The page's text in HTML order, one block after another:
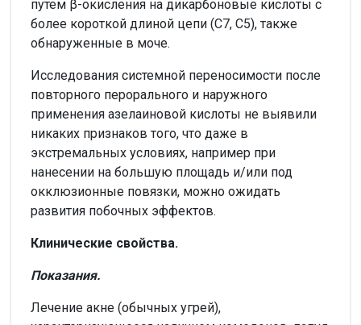
путем β-окисления на дикарбоновые кислоты с
более короткой длиной цепи (С7, С5), также
обнаруженные в моче.
Исследования системной переносимости после
повторного перорального и наружного
применения азелаиновой кислоты не выявили
никаких признаков того, что даже в
экстремальных условиях, например при
нанесении на большую площадь и/или под
окклюзионные повязки, можно ожидать
развития побочных эффектов.
Клинические свойства.
Показания.
Лечение акне (обычных угрей),